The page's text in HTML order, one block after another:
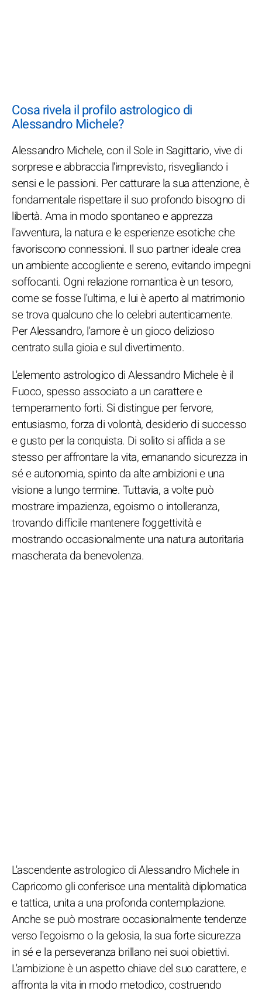
Cosa rivela il profilo astrologico di
Alessandro Michele?
Alessandro Michele, con il Sole in Sagittario, vive di
sorprese e abbraccia l'imprevisto, risvegliando i
sensi e le passioni. Per catturare la sua attenzione, è
fondamentale rispettare il suo profondo bisogno di
libertà. Ama in modo spontaneo e apprezza
l'avventura, la natura e le esperienze esotiche che
favoriscono connessioni. Il suo partner ideale crea
un ambiente accogliente e sereno, evitando impegni
soffocanti. Ogni relazione romantica è un tesoro,
come se fosse l'ultima, e lui è aperto al matrimonio
se trova qualcuno che lo celebri autenticamente.
Per Alessandro, l'amore è un gioco delizioso
centrato sulla gioia e sul divertimento.
L'elemento astrologico di Alessandro Michele è il
Fuoco, spesso associato a un carattere e
temperamento forti. Si distingue per fervore,
entusiasmo, forza di volontà, desiderio di successo
e gusto per la conquista. Di solito si affida a se
stesso per affrontare la vita, emanando sicurezza in
sé e autonomia, spinto da alte ambizioni e una
visione a lungo termine. Tuttavia, a volte può
mostrare impazienza, egoismo o intolleranza,
trovando difficile mantenere l'oggettività e
mostrando occasionalmente una natura autoritaria
mascherata da benevolenza.
L'ascendente astrologico di Alessandro Michele in
Capricorno gli conferisce una mentalità diplomatica
e tattica, unita a una profonda contemplazione.
Anche se può mostrare occasionalmente tendenze
verso l'egoismo o la gelosia, la sua forte sicurezza
in sé e la perseveranza brillano nei suoi obiettivi.
L'ambizione è un aspetto chiave del suo carattere, e
affronta la vita in modo metodico, costruendo